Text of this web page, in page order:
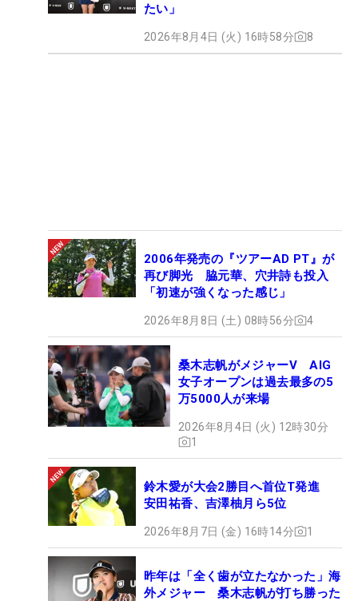
たい」
2026年8月4日 (火) 16時58分 8
2006年発売の『ツアーAD PT』が
再び脚光 脇元華、穴井詩も投入
「初速が強くなった感じ」
2026年8月8日 (土) 08時56分 4
桑木志帆がメジャーV AIG
女子オープンは過去最多の5
万5000人が来場
2026年8月4日 (火) 12時30分
1
鈴木愛が大会2勝目へ首位T発進
安田祐香、吉澤柚月ら5位
2026年8月7日 (金) 16時14分 1
昨年は「全く歯が立たなかった」海
外メジャー 桑木志帆が打ち勝った